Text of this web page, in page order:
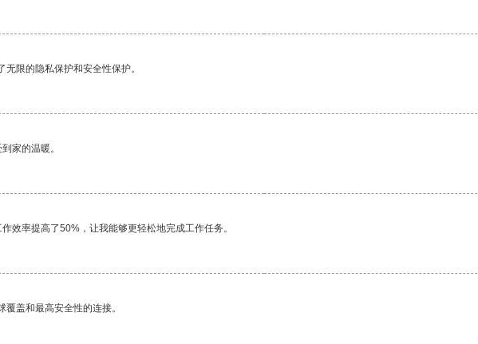
限的隐私保护和安全性保护。
家的温暖。
效率提高了50%，让我能够更轻松地完成工作任务。
盖和最高安全性的连接。